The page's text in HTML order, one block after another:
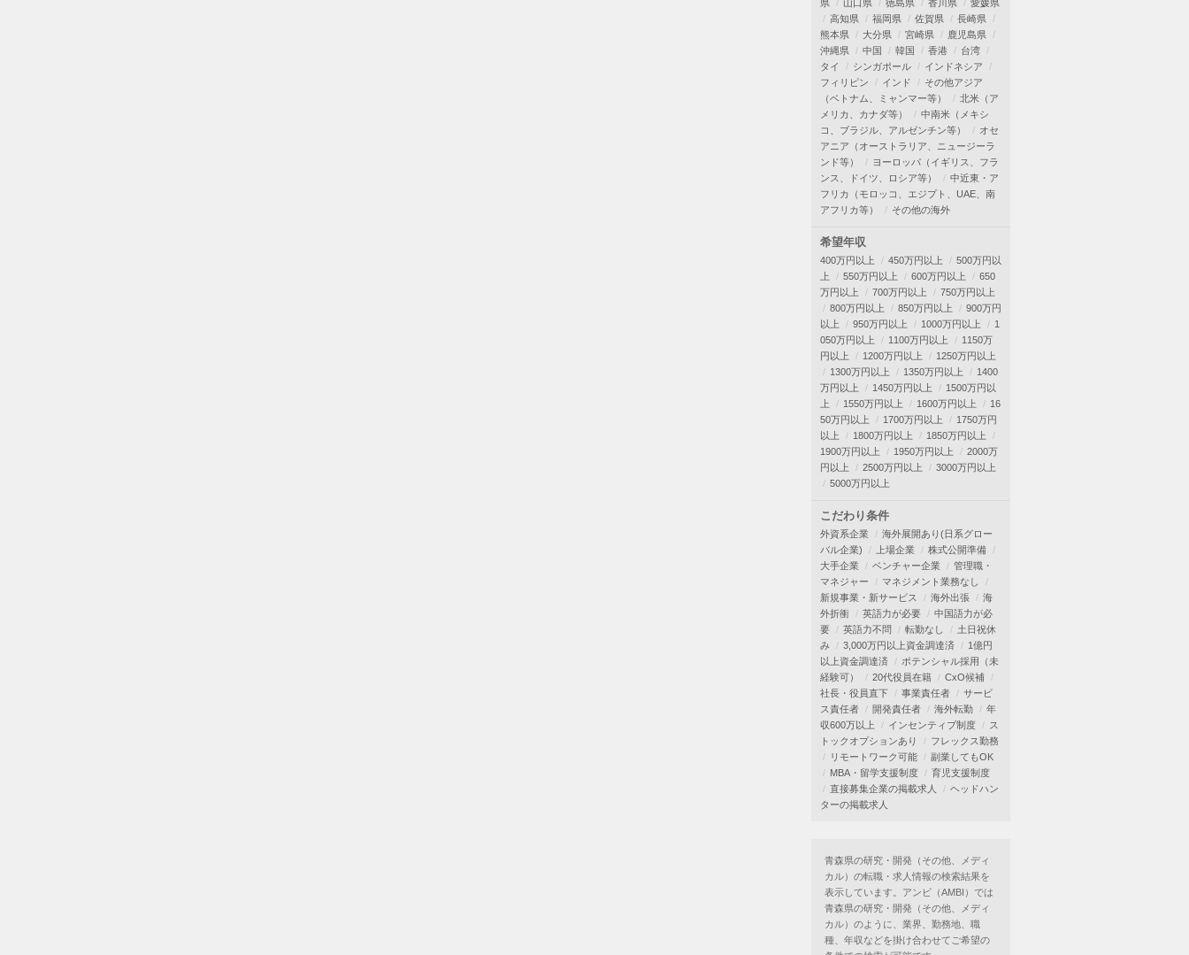
県
山口県 徳島県 香川県
愛媛県
高知県
福岡県 佐賀県
長崎県
熊本県
大分県 宮崎県
鹿児島県
沖縄県
中国 韓国 香港
台湾
タイ
シンガポール
インドネシア
フィリピン
インド
その他アジア
（ベトナム、ミャンマー等）
北米（ア
メリカ、カナダ等）
中南米（メキシ
コ、ブラジル、アルゼンチン等）
オセ
アニア（オーストラリア、ニュージーラ
ンド等）
ヨーロッパ（イギリス、フラ
ンス、ドイツ、ロシア等）
中近東・ア
フリカ（モロッコ、エジプト、UAE、南
アフリカ等）
その他の海外
希望年収
400万円以上 450万円以上
500万円以
上
550万円以上 600万円以上
650
万円以上
700万円以上
750万円以上
800万円以上
850万円以上
900万円
以上
950万円以上 1000万円以上
1
050万円以上
1100万円以上
1150万
円以上
1200万円以上
1250万円以上
1300万円以上
1350万円以上
1400
万円以上
1450万円以上
1500万円以
上
1550万円以上 1600万円以上
16
50万円以上
1700万円以上
1750万円
以上
1800万円以上
1850万円以上
1900万円以上
1950万円以上
2000万
円以上
2500万円以上
3000万円以上
5000万円以上
こだわり条件
外資系企業
海外展開あり(日系グロー
バル企業)
上場企業
株式公開準備
大手企業
ベンチャー企業
管理職・
マネジャー
マネジメント業務なし
新規事業・新サービス
海外出張
海
外折衝
英語力が必要
中国語力が必
要
英語力不問 転勤なし
土日祝休
み
3,000万円以上資金調達済
1億円
以上資金調達済
ポテンシャル採用（未
経験可）
20代役員在籍
CxO候補
社長・役員直下
事業責任者
サービ
ス責任者
開発責任者 海外転勤
年
収600万以上
インセンティブ制度
ス
トックオプションあり
フレックス勤務
リモートワーク可能
副業してもOK
MBA・留学支援制度
育児支援制度
直接募集企業の掲載求人
ヘッドハン
ターの掲載求人
青森県の研究・開発（その他、メディ
カル）の転職・求人情報の検索結果を
表示しています。アンビ（AMBI）では
青森県の研究・開発（その他、メディ
カル）のように、業界、勤務地、職
種、年収などを掛け合わせてご希望の